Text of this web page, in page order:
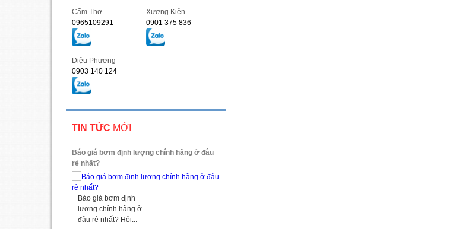
Cẩm Thơ
0965109291
Xương Kiên
0901 375 836
Diệu Phương
0903 140 124
TIN TỨC MỚI
Báo giá bơm định lượng chính hãng ở đâu
rẻ nhất?
Báo giá bơm định
lượng chính hãng ở
đâu rẻ nhất? Hỏi...